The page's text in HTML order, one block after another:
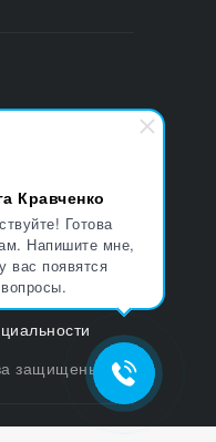
Кравченко
Готова
Напишите мне,
вас появятся
вопросы.
край,
д. 27,
и
83-05
защищены.